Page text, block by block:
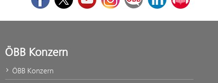
ÖBB Konzern
ÖBB Konzern